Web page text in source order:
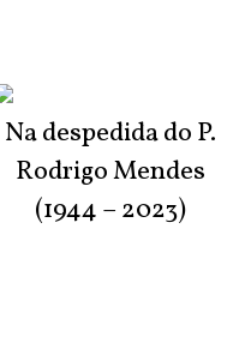
Na despedida do P.
Rodrigo Mendes
(1944 – 2023)